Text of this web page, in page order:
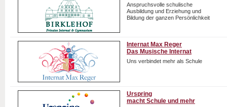
Anspruchsvolle schulische
Ausbildung und Erziehung und
Bildung der ganzen Persönlichkeit
Internat Max Reger
Das Musische Internat
Uns verbindet mehr als Schule
Urspring
macht Schule und mehr